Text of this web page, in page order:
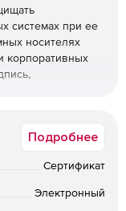
системах при ее
носителях
корпоративных
и как со
Подробнее
Сертификат
Электронный